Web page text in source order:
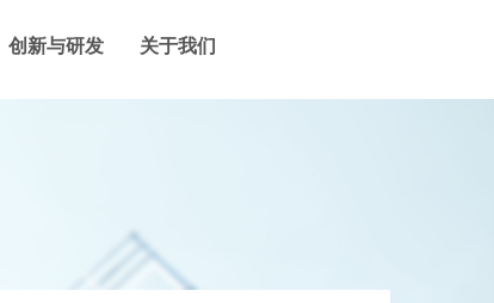
创新与研发 关于我们